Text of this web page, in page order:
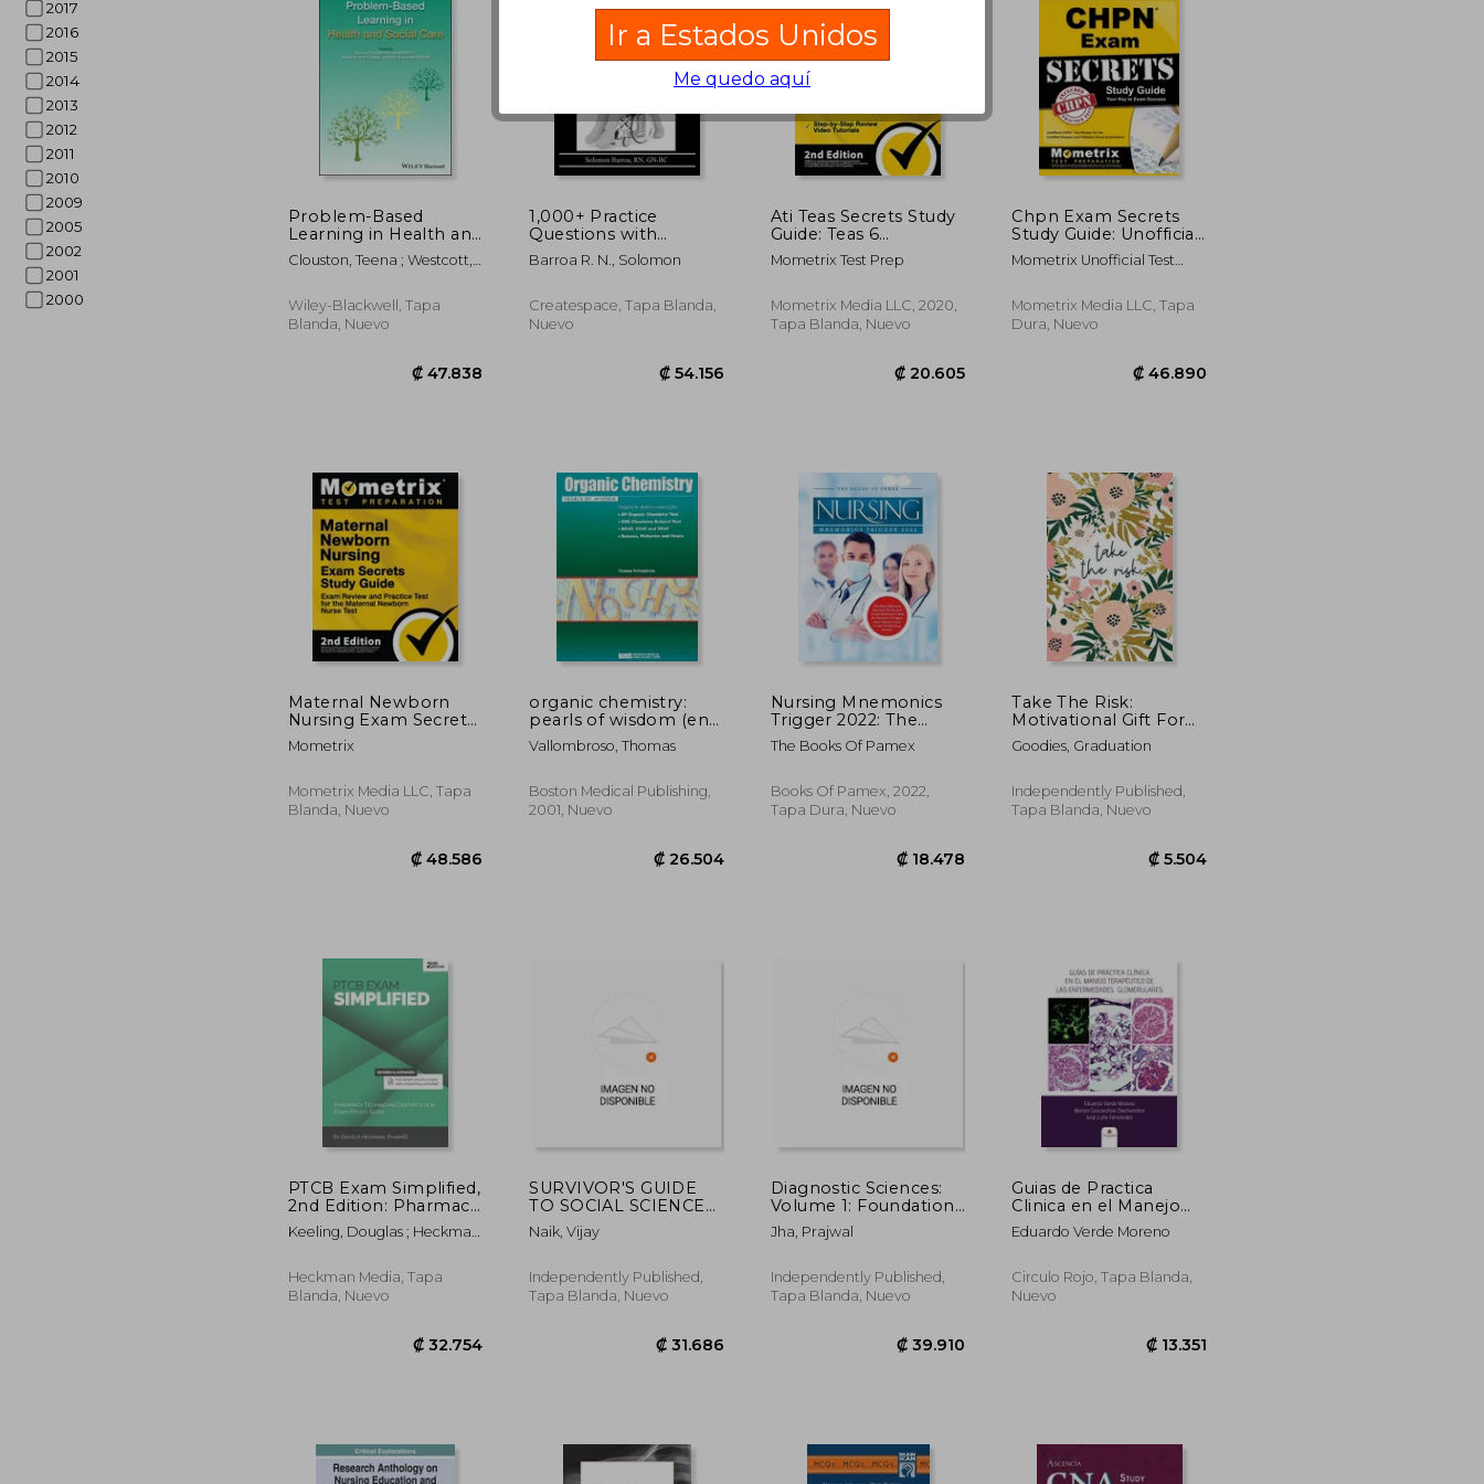
2017
2016
2015
2014
2013
2012
2011
2010
2009
2005
2002
2001
2000
₡ 59.438 ₡ 28.668
Problem-Based
Learning in Health and
Social Care (en Inglés)
Clouston, Teena ; Westcott,
W.
Wiley-Blackwell, Tapa
Blanda, Nuevo
1,000+ Practice
Questions with
Rationales for
Psychiatric Technician
(en Inglés)
Barroa R. N., Solomon
Createspace, Tapa Blanda,
Nuevo
Ati Teas Secrets Study
Guide: Teas 6
Complete Study
Manual, Full-Length
Video Tutorials for the
6th Edition Test of
Mometrix Test Prep
Mometrix Media LLC, 2020,
Tapa Blanda, Nuevo
Chpn Exam Secrets
Study Guide: Unofficial
Chpn Test Review for
the Certified Hospice
Examination (en
Inglés)
Mometrix Unofficial Test
Mometrix Media LLC, Tapa
Dura, Nuevo
Maternal Newborn
Nursing Exam Secrets
Study Guide - Exam
Review and Practice
Newborn Nurse Test:
[2nd Edition] (en
Mometrix
Mometrix Media LLC, Tapa
Blanda, Nuevo
₡ 48.586
organic chemistry:
pearls of wisdom (en
Inglés)
Vallombroso, Thomas
Boston Medical Publishing,
2001, Nuevo
₡ 26.504
Nursing Mnemonics
Trigger 2022: The
Most Effective
Memory Tricks and
for Nurses to Trigger
Your Memory and
The Books Of Pamex
Books Of Pamex, 2022,
Tapa Dura, Nuevo
₡ 18.478
Take The Risk:
Motivational Gift For
Goal Getters Or Those
Who Need
Not Do Hard Things
(en Inglés)
Goodies, Graduation
Independently Published,
Tapa Blanda, Nuevo
PTCB Exam Simplified,
2nd Edition: Pharmacy
Technician
Certification Exam
Inglés)
Keeling, Douglas ; Heckman
Heckman Media, Tapa
Blanda, Nuevo
SURVIVOR'S GUIDE
TO SOCIAL SCIENCES
& ETHICS USMLE Step
1, Step 2CK, & Step 3
200+ Cases of Ethics)
(en Inglés)
Naik, Vijay
Independently Published,
Tapa Blanda, Nuevo
Diagnostic Sciences:
Volume 1: Foundations
& Fundamentals:
Added MCQ after each
Jha, Prajwal
Independently Published,
Tapa Blanda, Nuevo
Guias de Practica
Clinica en el Manejo
Terapeutico de las
Enferme Dades
Eduardo Verde Moreno
Circulo Rojo, Tapa Blanda,
Nuevo
Ir a Estados Unidos
Me quedo aquí